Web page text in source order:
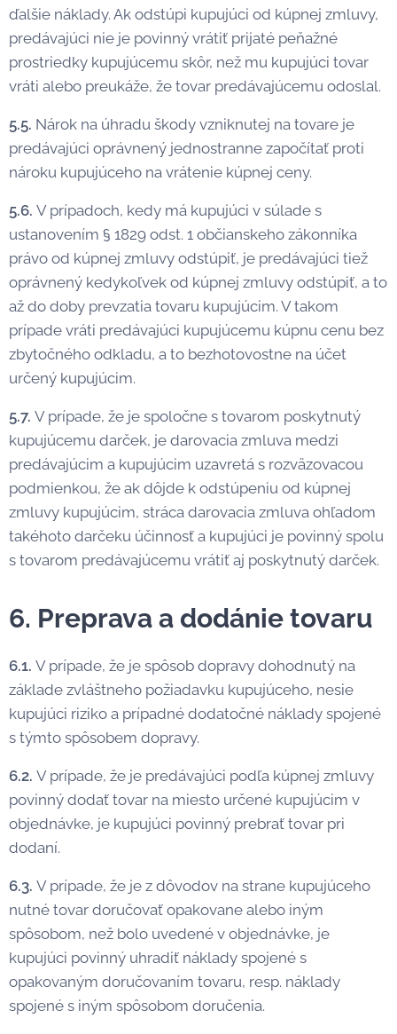
ďalšie náklady. Ak odstúpi kupujúci od kúpnej zmluvy,
predávajúci nie je povinný vrátiť prijaté peňažné
prostriedky kupujúcemu skôr, než mu kupujúci tovar
vráti alebo preukáže, že tovar predávajúcemu odoslal.
5.5. Nárok na úhradu škody vzniknutej na tovare je
predávajúci oprávnený jednostranne započítať proti
nároku kupujúceho na vrátenie kúpnej ceny.
5.6. V prípadoch, kedy má kupujúci v súlade s
ustanovením § 1829 odst. 1 občianskeho zákonníka
právo od kúpnej zmluvy odstúpiť, je predávajúci tiež
oprávnený kedykoľvek od kúpnej zmluvy odstúpiť, a to
až do doby prevzatia tovaru kupujúcim. V takom
prípade vráti predávajúci kupujúcemu kúpnu cenu bez
zbytočného odkladu, a to bezhotovostne na účet
určený kupujúcim.
5.7. V prípade, že je spoločne s tovarom poskytnutý
kupujúcemu darček, je darovacia zmluva medzi
predávajúcim a kupujúcim uzavretá s rozväzovacou
podmienkou, že ak dôjde k odstúpeniu od kúpnej
zmluvy kupujúcim, stráca darovacia zmluva ohľadom
takéhoto darčeku účinnosť a kupujúci je povinný spolu
s tovarom predávajúcemu vrátiť aj poskytnutý darček.
6. Preprava a dodánie tovaru
6.1. V prípade, že je spôsob dopravy dohodnutý na
základe zvláštneho požiadavku kupujúceho, nesie
kupujúci riziko a prípadné dodatočné náklady spojené
s týmto spôsobem dopravy.
6.2. V prípade, že je predávajúci podľa kúpnej zmluvy
povinný dodať tovar na miesto určené kupujúcim v
objednávke, je kupujúci povinný prebrať tovar pri
dodaní.
6.3. V prípade, že je z dôvodov na strane kupujúceho
nutné tovar doručovať opakovane alebo iným
spôsobom, než bolo uvedené v objednávke, je
kupujúci povinný uhradiť náklady spojené s
opakovaným doručovaním tovaru, resp. náklady
spojené s iným spôsobom doručenia.